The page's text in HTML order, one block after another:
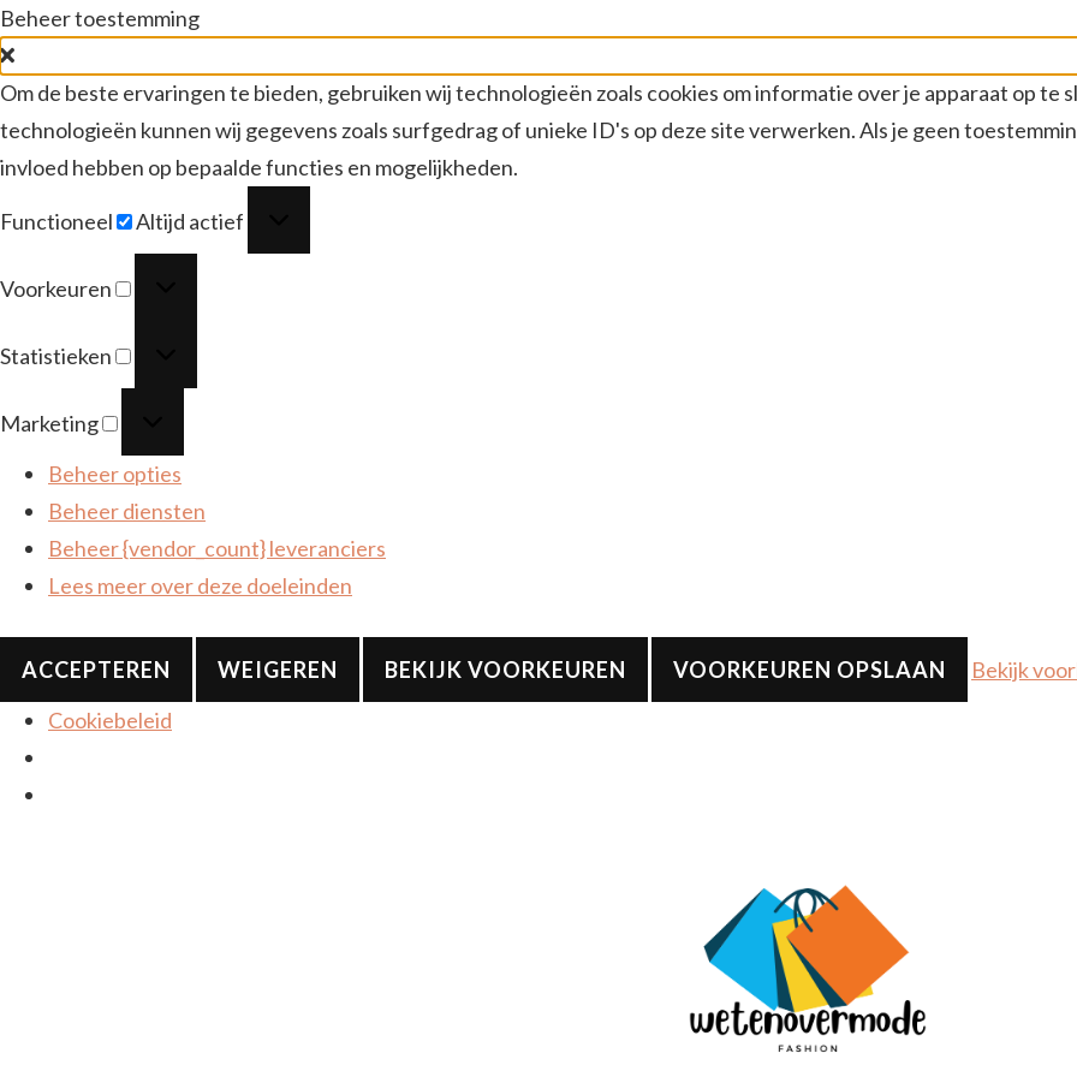
Beheer toestemming
Om de beste ervaringen te bieden, gebruiken wij technologieën zoals cookies om informatie over je apparaat op te
technologieën kunnen wij gegevens zoals surfgedrag of unieke ID's op deze site verwerken. Als je geen
invloed hebben op bepaalde functies en mogelijkheden.
Functioneel Altijd actief
Voorkeuren
Statistieken
Marketing
Beheer opties
Beheer diensten
Beheer {vendor_count} leveranciers
Lees meer over deze doeleinden
ACCEPTEREN WEIGEREN BEKIJK VOORKEUREN VOORKEUREN OPSLAAN
Bekijk
Cookiebeleid